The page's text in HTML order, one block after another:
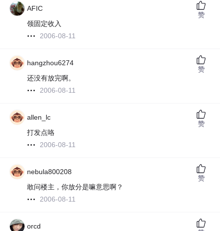
AFIC
领固定收入
2006-08-11
赞
hangzhou6274
还没有放完啊。
2006-08-11
赞
allen_lc
打发点咯
2006-08-11
赞
nebula800208
敢问楼主，你放分是嘛意思啊？
2006-08-11
赞
orcd